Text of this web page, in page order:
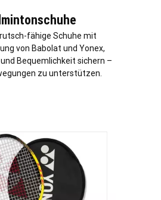
fähige Schuhe mit
von Babolat und Yonex,
Bequemlichkeit sichern –
zu unterstützen.